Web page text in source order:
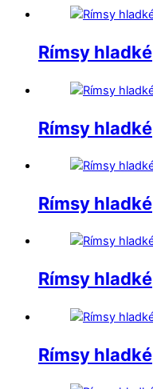
Rímsy hladké
Rímsy hladké
Rímsy hladké
Rímsy hladké
Rímsy hladké